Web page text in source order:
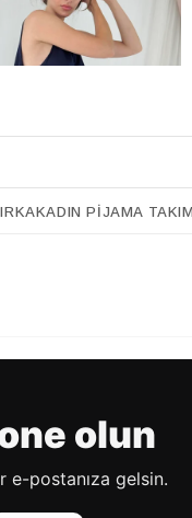
olun
e-postanıza gelsin.
KADIN PIJAMA